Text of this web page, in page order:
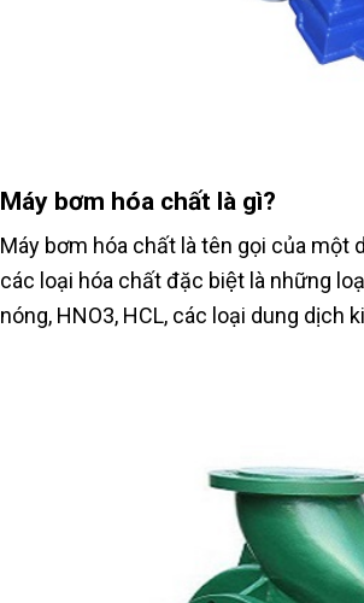
Máy bơm hóa chất là gì?
Máy bơm hóa chất là tên gọi của
các loại hóa chất đặc biệt là những
nóng, HNO3, HCL, các loại dung